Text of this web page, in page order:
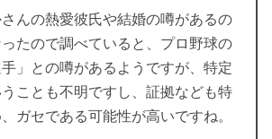
んの熱愛彼氏や結婚の噂があるの
たので調べていると、プロ野球の
手」との噂があるようですが、特定
ことも不明ですし、証拠なども特
ガセである可能性が高いですね。